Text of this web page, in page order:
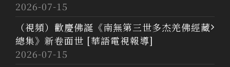
2026-07-15
（視頻）歡慶佛誕《南無第三世多杰羌佛經藏
總集》新卷面世 [華語電視報導]
2026-07-15